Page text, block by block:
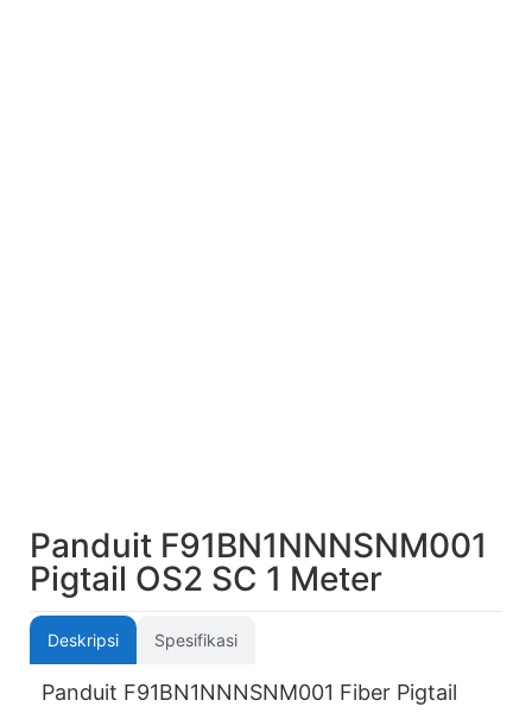
Panduit F91BN1NNNSNM001
Pigtail OS2 SC 1 Meter
Deskripsi Spesifikasi
Panduit F91BN1NNNSNM001 Fiber Pigtail